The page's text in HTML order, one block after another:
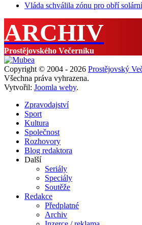
Vláda schválila zónu pro obří
ARCHIV
Prostějovského Večerníku
Copyright © 2004 - 2026 Prostějovský
Všechna práva vyhrazena.
Vytvořil: Joomla weby.
Zpravodajství
Sport
Kultura
Společnost
Rozhovory
Blog redaktora
Další
Seriály
Speciály
Soutěže
Redakce
Předplatné
Archiv